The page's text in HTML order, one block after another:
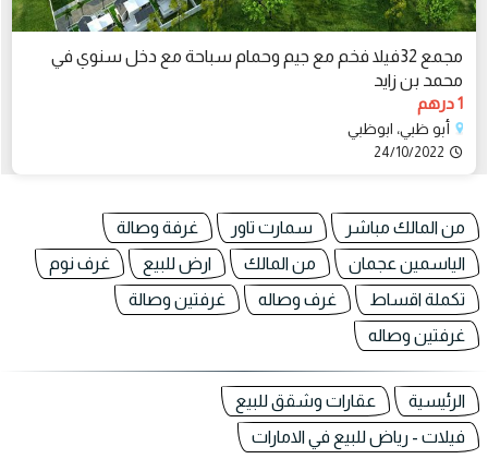
مجمع 32فيلا فخم مع جيم وحمام سباحة مع دخل سنوي في
محمد بن زايد
1 درهم
أبو ظبي، ابوظبي
24/10/2022
من المالك مباشر سمارت تاور
غرفة وصالة
الياسمين عجمان
من المالك ارض للبيع
غرف نوم
تكملة اقساط
غرف وصاله
غرفتين وصالة
غرفتين وصاله
الرئيسية
عقارات وشقق للبيع
فيلات - رياض للبيع في الامارات